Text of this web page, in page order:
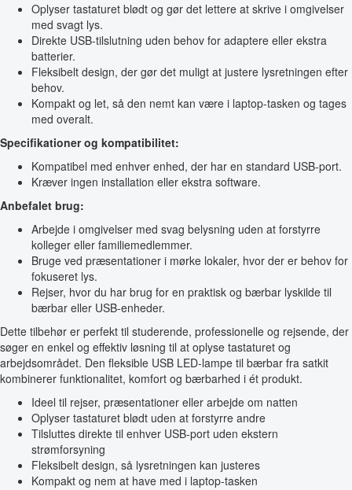
Oplyser tastaturet blødt og gør det lettere at skrive i omgivelser
med svagt lys.
Direkte USB-tilslutning uden behov for adaptere eller ekstra
batterier.
Fleksibelt design, der gør det muligt at justere lysretningen efter
behov.
Kompakt og let, så den nemt kan være i laptop-tasken og tages
med overalt.
Specifikationer og kompatibilitet:
Kompatibel med enhver enhed, der har en standard USB-port.
Kræver ingen installation eller ekstra software.
Anbefalet brug:
Arbejde i omgivelser med svag belysning uden at forstyrre
kolleger eller familiemedlemmer.
Bruge ved præsentationer i mørke lokaler, hvor der er behov for
fokuseret lys.
Rejser, hvor du har brug for en praktisk og bærbar lyskilde til
bærbar eller USB-enheder.
Dette tilbehør er perfekt til studerende, professionelle og rejsende, der
søger en enkel og effektiv løsning til at oplyse tastaturet og
arbejdsområdet. Den fleksible USB LED-lampe til bærbar fra satkit
kombinerer funktionalitet, komfort og bærbarhed i ét produkt.
Ideel til rejser, præsentationer eller arbejde om natten
Oplyser tastaturet blødt uden at forstyrre andre
Tilsluttes direkte til enhver USB-port uden ekstern
strømforsyning
Fleksibelt design, så lysretningen kan justeres
Kompakt og nem at have med i laptop-tasken